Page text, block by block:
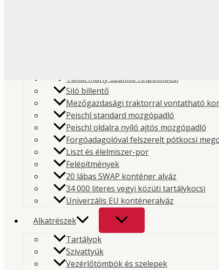
Takarmány szállító félpótkocsi
Siló billentő
Mezőgazdasági traktorral vontatható
Peischl standard mozgópadló
Peischl oldalra nyíló ajtós mozgópadló
Forgóadagolóval felszerelt pótkocsi
Liszt és élelmiszer-por
Felépítmények
20 lábas SWAP konténer alváz
34 000 literes vegyi közúti tartálykocsi
Univerzális EU konténeralváz
Alkatrészek
Tartályok
Szivattyúk
Vezérlőtömbök és szelepek
Kezdőlap Bolt/Alkatrészek/ Vezérlőtömbök és
szelepek / Interpump vezérlőtömb nyomáshatároló
Cikkszám:
VMAXU01900P Kategória:Vezérlőtömbök és
szelepek
Márka:Interpump Hydraulics
Interpump vezérlőtömb
nyomáshatároló patron 190 bar